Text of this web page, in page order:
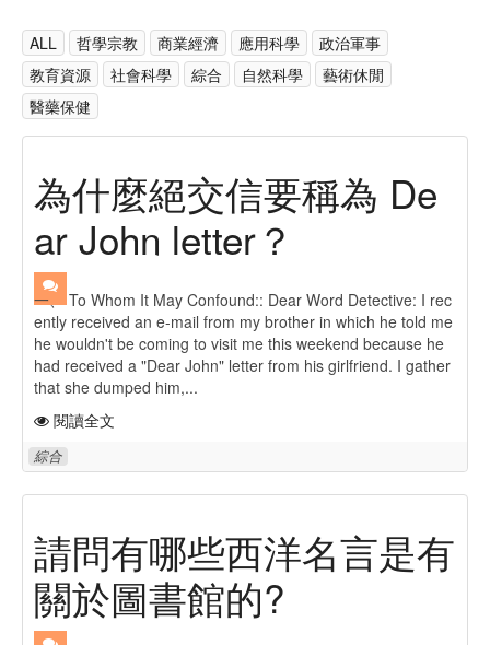
ALL 哲學宗教 商業經濟 應用科學
政治軍事
教育資源
社會科學 綜合 自然科學
藝術休閒
醫藥保健
為什麼絕交信要稱為 De
ar John letter？
一、 To Whom It May Confound:: Dear Word Detective: I rec
ently received an e-mail from my brother in which he told me
he wouldn't be coming to visit me this weekend because he
had received a "Dear John" letter from his girlfriend. I gather
that she dumped him,...
閱讀全文
綜合
請問有哪些西洋名言是有
關於圖書館的?